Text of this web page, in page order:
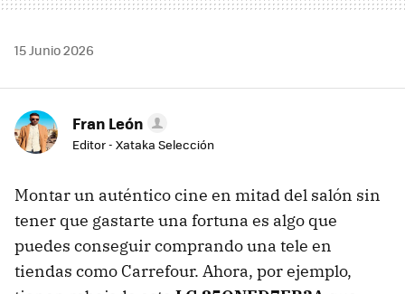
15 Junio 2026
Fran León
Editor - Xataka Selección
Montar un auténtico cine en mitad del salón sin
tener que gastarte una fortuna es algo que
puedes conseguir comprando una tele en
tiendas como Carrefour. Ahora, por ejemplo,